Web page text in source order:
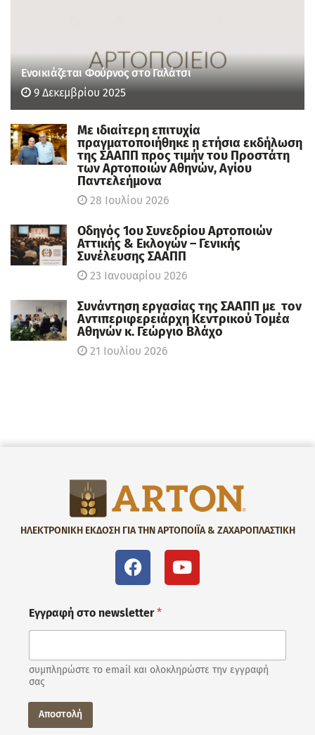
Ενοικιάζεται Φούρνος στο Γαλάτσι
9 Δεκεμβρίου 2025
Με ιδιαίτερη επιτυχία
πραγματοποιήθηκε η ετήσια εκδήλωση
της ΣΑΑΠΠ προς τιμήν του Προστάτη
των Αρτοποιών Αθηνών, Αγίου
Παντελεήμονα
28 Ιουλίου 2026
Οδηγός 1ου Συνεδρίου Αρτοποιών
Αττικής & Εκλογών – Γενικής
Συνέλευσης ΣΑΑΠΠ
23 Ιανουαρίου 2026
Συνάντηση εργασίας της ΣΑΑΠΠ με τον
Αντιπεριφερειάρχη Κεντρικού Τομέα
Αθηνών κ. Γεώργιο Βλάχο
21 Ιουλίου 2026
ΗΛΕΚΤΡΟΝΙΚΗ ΕΚΔΟΣΗ ΓΙΑ ΤΗΝ ΑΡΤΟΠΟΙΪΑ & ΖΑΧΑΡΟΠΛΑΣΤΙΚΗ
Εγγραφή στο newsletter*
συμπληρώστε το email και ολοκληρώστε την εγγραφή
σας
Αποστολή